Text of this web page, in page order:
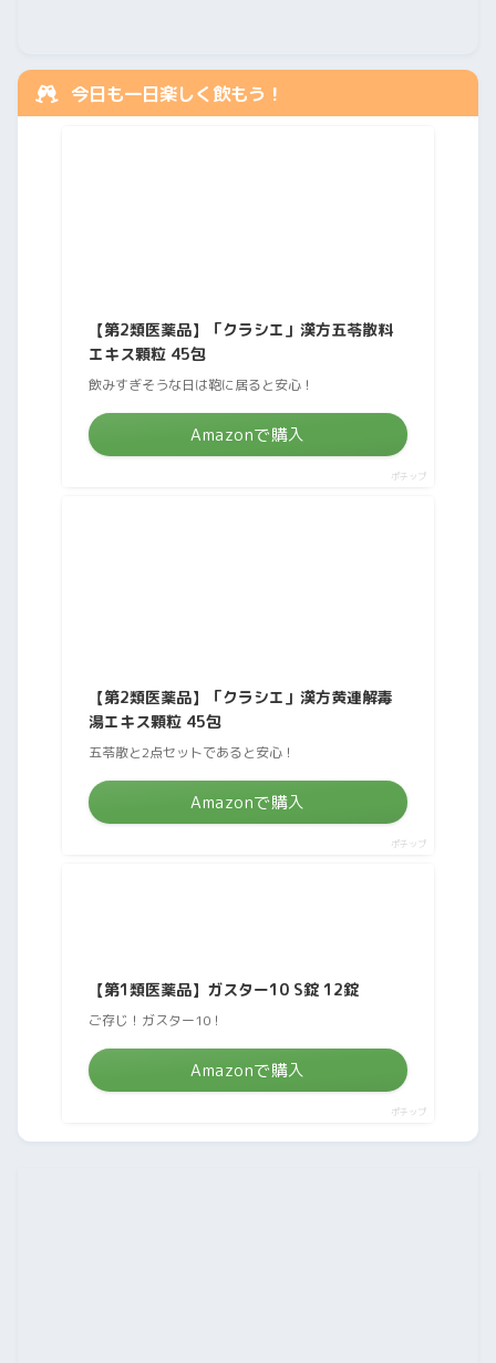
今日も一日楽しく飲もう！
【第2類医薬品】「クラシエ」漢方五苓散料
エキス顆粒 45包
飲みすぎそうな日は鞄に居ると安心！
Amazonで購入
ポチップ
【第2類医薬品】「クラシエ」漢方黄連解毒
湯エキス顆粒 45包
五苓散と2点セットであると安心！
Amazonで購入
ポチップ
【第1類医薬品】ガスター10 S錠 12錠
ご存じ！ガスター10！
Amazonで購入
ポチップ